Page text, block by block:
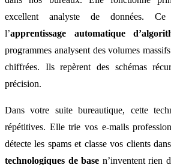
excellent analyste de données.
l’apprentissage automatique
programmes analysent des volumes
chiffrées. Ils repèrent des schémas
précision.
Dans votre suite bureautique, cette
répétitives. Elle trie vos e-mails
détecte les spams et classe vos clients
technologiques de base n’inventent rien